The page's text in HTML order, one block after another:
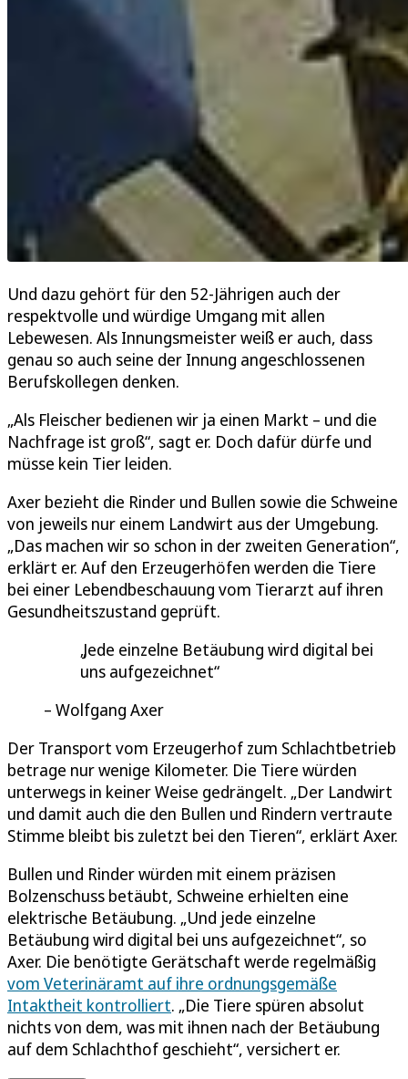
Und dazu gehört für den 52-Jährigen auch der
respektvolle und würdige Umgang mit allen
Lebewesen. Als Innungsmeister weiß er auch, dass
genau so auch seine der Innung angeschlossenen
Berufskollegen denken.
„Als Fleischer bedienen wir ja einen Markt – und die
Nachfrage ist groß“, sagt er. Doch dafür dürfe und
müsse kein Tier leiden.
Axer bezieht die Rinder und Bullen sowie die Schweine
von jeweils nur einem Landwirt aus der Umgebung.
„Das machen wir so schon in der zweiten Generation“,
erklärt er. Auf den Erzeugerhöfen werden die Tiere
bei einer Lebendbeschauung vom Tierarzt auf ihren
Gesundheitszustand geprüft.
Jede einzelne Betäubung wird digital bei
uns aufgezeichnet
Wolfgang Axer
Der Transport vom Erzeugerhof zum Schlachtbetrieb
betrage nur wenige Kilometer. Die Tiere würden
unterwegs in keiner Weise gedrängelt. „Der Landwirt
und damit auch die den Bullen und Rindern vertraute
Stimme bleibt bis zuletzt bei den Tieren“, erklärt Axer.
Bullen und Rinder würden mit einem präzisen
Bolzenschuss betäubt, Schweine erhielten eine
elektrische Betäubung. „Und jede einzelne
Betäubung wird digital bei uns aufgezeichnet“, so
Axer. Die benötigte Gerätschaft werde regelmäßig
vom Veterinäramt auf ihre ordnungsgemäße
Intaktheit kontrolliert. „Die Tiere spüren absolut
nichts von dem, was mit ihnen nach der Betäubung
auf dem Schlachthof geschieht“, versichert er.